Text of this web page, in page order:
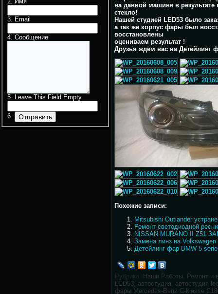
Email
Сообщение
Leave This Field Empty
на данной машине в
стекло!
Нашей студией LED53 было
а так же корпус фары был
восстановлены
оцениваем результат !
Друзья ждем вас на Детейлинг
Похожие записи:
Mitsubishi Outlander
Ремонт светодиодной
NISSAN MURANO II Z51
Замена линз на
Детейлинг фар BMW 5
Рубрика: Наши Работы, Ремонт и
LED53, автостудия, автостудия
фары Mercedes-Benz C-klasse